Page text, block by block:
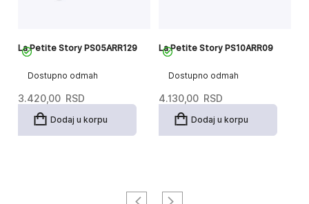
Dostupno odmah
La Petite Story PS05ARR129
3.420,00 RSD
Dodaj u korpu
Dostupno odmah
La Petite Story PS10ARR09
4.130,00 RSD
Dodaj u korpu